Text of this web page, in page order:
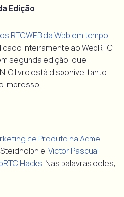
Edição
RTCWEB da Web em tempo
inteiramente ao WebRTC
segunda edição, que
O livro está disponível tanto
impresso.
de Produto na Acme
e Victor Pascual
Hacks. Nas palavras deles,